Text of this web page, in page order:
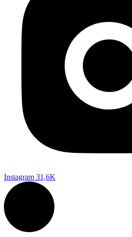
Instagram 31,6K